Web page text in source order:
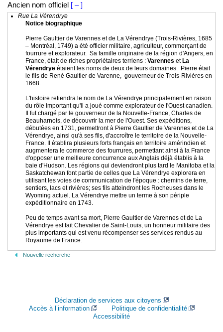
Ancien nom officiel [ – ]
Rue La Vérendrye
Notice biographique
Pierre Gaultier de Varennes et de La Vérendrye (Trois-Rivières, 1685
– Montréal, 1749) a été officier militaire, agriculteur, commerçant de
fourrure et explorateur. Sa famille originaire de la région d'Angers, en
France, était de riches propriétaires terriens : Varennes et La
Vérendrye étaient les noms de deux de leurs domaines. Pierre était
le fils de René Gaultier de Varenne, gouverneur de Trois-Rivières en
1668.
L'histoire retiendra le nom de La Vérendrye principalement en raison
du rôle important qu'il a joué comme explorateur de l'Ouest canadien.
Il fut chargé par le gouverneur de la Nouvelle-France, Charles de
Beauharnois, de découvrir la mer de l'Ouest. Ses expéditions,
débutées en 1731, permettront à Pierre Gaultier de Varennes et de La
Vérendrye, ainsi qu'à ses fils, d'accroître le territoire de la Nouvelle-
France. Il établira plusieurs forts français en territoire amérindien et
augmentera le commerce des fourrures, permettant ainsi à la France
d'opposer une meilleure concurrence aux Anglais déjà établis à la
baie d'Hudson. Les régions qui deviendront plus tard le Manitoba et la
Saskatchewan font partie de celles que La Vérendrye explorera en
utilisant les voies de communication de l'époque : chemins de terre,
sentiers, lacs et rivières; ses fils atteindront les Rocheuses dans le
Wyoming actuel. La Vérendrye mettre un terme à son périple
expéditionnaire en 1743.
Peu de temps avant sa mort, Pierre Gaultier de Varennes et de La
Vérendrye est fait Chevalier de Saint-Louis, un honneur militaire des
plus importants qui est venu récompenser ses services rendus au
Royaume de France.
Nouvelle recherche
Déclaration de services aux citoyens
Accès à l’information
Politique de confidentialité
Accessibilité